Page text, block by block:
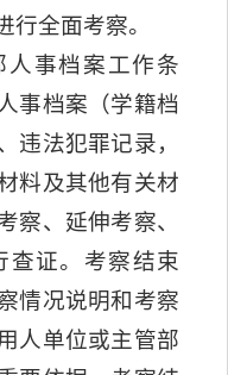
行全面考察。
人事档案工作条
事档案（学籍档
违法犯罪记录，
料及其他有关材
察、延伸考察、
查证。考察结束
情况说明和考察
人单位或主管部